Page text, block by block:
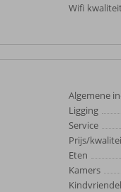
Wifi
Algemene
Ligging
Service
Prijs/
Eten
Kamers